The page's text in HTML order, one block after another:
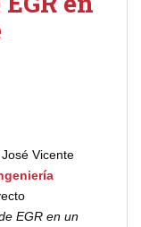
Vicente
EGR en un